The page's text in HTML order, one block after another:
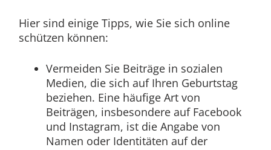
Hier sind einige Tipps, wie Sie sich online
schützen können:
Vermeiden Sie Beiträge in sozialen
Medien, die sich auf Ihren Geburtstag
beziehen. Eine häufige Art von
Beiträgen, insbesondere auf Facebook
und Instagram, ist die Angabe von
Namen oder Identitäten auf der